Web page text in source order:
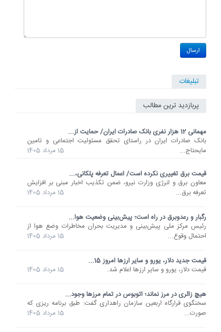
تبلیغات
پربازدید ترین مطالب
مهمانی 12 هزار نفری بانک صادرات ایران/ حمایت از...
​بانک صادرات ایران در راستای تحقق مسئولیت اجتماعی و تامین
مایحتاج...
15 مرداد 1405
قیمت برق تغییری نکرده است/ اعمال تعرفه پلکانی،...
معاون برق و انرژی وزارت نیرو، ضمن تکذیب اخبار مبنی بر افزایش
تعرفه برق...
15 مرداد 1405
رگبار و رعدوبرق در راه است؛ پیش‌بینی وضعیت هوا...
رئیس مرکز ملی پیش‌بینی و مدیریت بحران مخاطرات وضع هوا از
احتمال وقوع...
15 مرداد 1405
قیمت جدید دلار، یورو و سایر ارزها امروز 15...
قیمت دلار، یورو و سایر ارزها اعلام شد.
15 مرداد 1405
هیچ زائری در مرز نماند؛ اتوبوس در تمام مرزها وجود...
سخنگوی قرارگاه اربعین سازمان راهداری گفت: طبق برنامه ریزی که
صورت...
15 مرداد 1405